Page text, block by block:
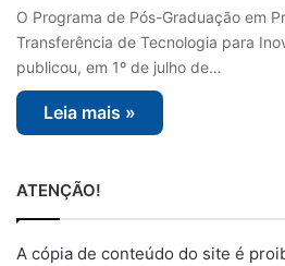
O Programa de Pós-Graduação em
Transferência de Tecnologia para
publicou, em 1º de julho de…
Leia mais »
ATENÇÃO!
A cópia de conteúdo do site é